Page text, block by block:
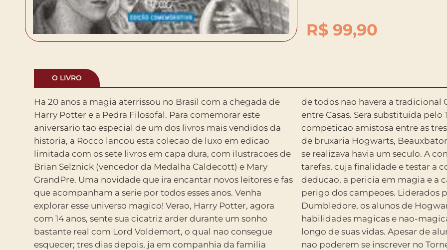
R$99,90
O LIVRO
Ha 20 anos a magia aterrissou no Brasil com a chegada de
Harry Potter e a Pedra Filosofal. Para comemorar este
aniversario tao especial de um dos livros mais vendidos da
historia, a Rocco lancou esta colecao de luxo em edicao
limitada com os sete livros em capa dura, com ilustracoes de
Brian Selznick (vencedor da Medalha Caldecott) e Mary
GrandPre. Uma novidade que ira encantar novos leitores e fas
que acompanham a serie por todos esses anos. Venha
explorar esse universo magico! Verao, Harry Potter, agora
com 14 anos, sente sua cicatriz arder durante um sonho
bastante real com Lord Voldemort, o qual nao consegue
esquecer; tres dias depois, ja em companhia da familia
de todos nao havera a tradicional Copa Anual de Quadribol
entre Casas. Sera substituida pelo Torneio Tribuxo, uma
competicao amistosa entre as tres maiores escolas europeias
de bruxaria Hogwarts, Beauxbatons e Durmstrang que nao
se realizava havia um seculo. A competicao e dividida em
tarefas, cuja finalidade e testar a coragem, o poder de
deducao, a pericia em magia e a capacidade de enfrentar o
perigo dos campeoes. Liderados pelo professor
Dumbledore, os alunos de Hogwarts terao de demonstrar as
habilidades magicas e nao-magicas que vem adquirindo ao
longo de suas vidas. Apesar de alunos menores de 17 anos
nao poderem se inscrever no Torneio, inexplicavelmente